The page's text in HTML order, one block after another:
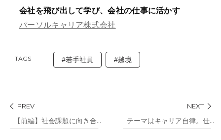
会社を飛び出して学び、会社の仕事に活かす
パーソルキャリア株式会社
TAGS #若手社員 #越境
PREV
【前編】社会課題に向き合い、企業人に”市民感覚”と志を取り戻す
NEXT
テーマはキャリア自律。仕事に自分なりの色を出していくこと